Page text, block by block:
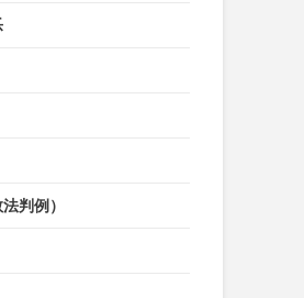
判例）